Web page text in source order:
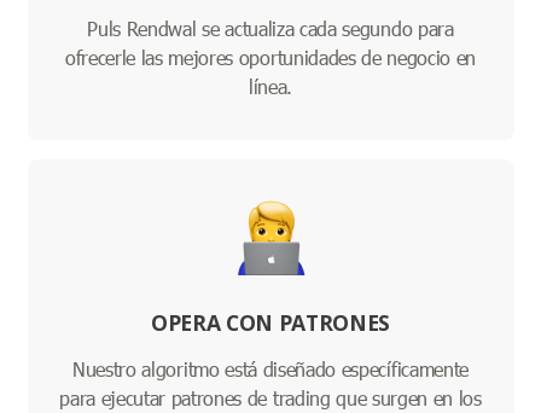
Puls Rendwal se actualiza cada segundo para
ofrecerle las mejores oportunidades de negocio en
línea.
OPERA CON PATRONES
Nuestro algoritmo está diseñado específicamente
para ejecutar patrones de trading que surgen en los